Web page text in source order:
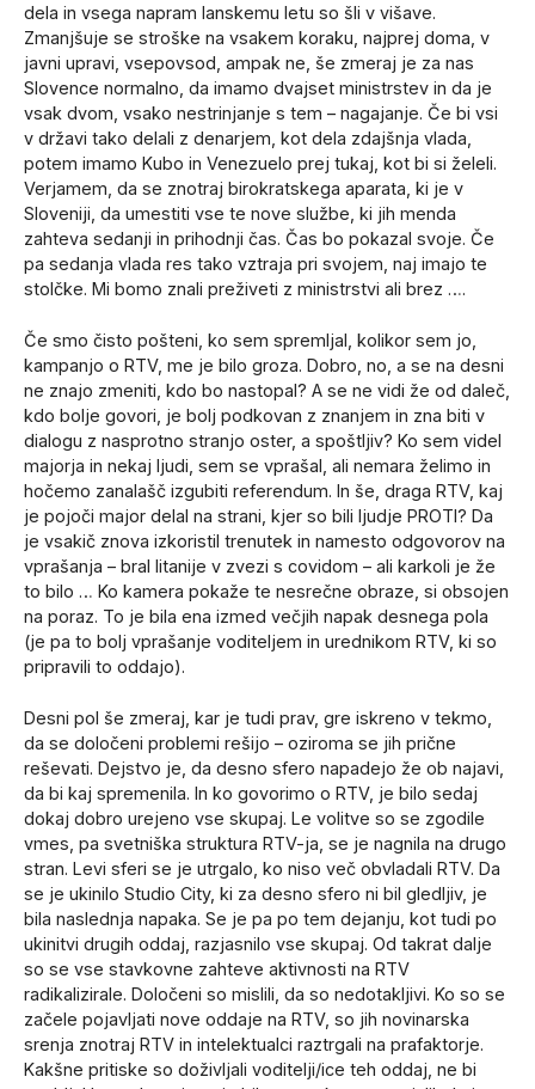
dela in vsega napram lanskemu letu so šli v višave.
Zmanjšuje se stroške na vsakem koraku, najprej doma, v
javni upravi, vsepovsod, ampak ne, še zmeraj je za nas
Slovence normalno, da imamo dvajset ministrstev in da je
vsak dvom, vsako nestrinjanje s tem – nagajanje. Če bi vsi
v državi tako delali z denarjem, kot dela zdajšnja vlada,
potem imamo Kubo in Venezuelo prej tukaj, kot bi si želeli.
Verjamem, da se znotraj birokratskega aparata, ki je v
Sloveniji, da umestiti vse te nove službe, ki jih menda
zahteva sedanji in prihodnji čas. Čas bo pokazal svoje. Če
pa sedanja vlada res tako vztraja pri svojem, naj imajo te
stolčke. Mi bomo znali preživeti z ministrstvi ali brez ….
Če smo čisto pošteni, ko sem spremljal, kolikor sem jo,
kampanjo o RTV, me je bilo groza. Dobro, no, a se na desni
ne znajo zmeniti, kdo bo nastopal? A se ne vidi že od daleč,
kdo bolje govori, je bolj podkovan z znanjem in zna biti v
dialogu z nasprotno stranjo oster, a spoštljiv? Ko sem videl
majorja in nekaj ljudi, sem se vprašal, ali nemara želimo in
hočemo zanalašč izgubiti referendum. In še, draga RTV, kaj
je pojoči major delal na strani, kjer so bili ljudje PROTI? Da
je vsakič znova izkoristil trenutek in namesto odgovorov na
vprašanja – bral litanije v zvezi s covidom – ali karkoli je že
to bilo … Ko kamera pokaže te nesrečne obraze, si obsojen
na poraz. To je bila ena izmed večjih napak desnega pola
(je pa to bolj vprašanje voditeljem in urednikom RTV, ki so
pripravili to oddajo).
Desni pol še zmeraj, kar je tudi prav, gre iskreno v tekmo,
da se določeni problemi rešijo – oziroma se jih prične
reševati. Dejstvo je, da desno sfero napadejo že ob najavi,
da bi kaj spremenila. In ko govorimo o RTV, je bilo sedaj
dokaj dobro urejeno vse skupaj. Le volitve so se zgodile
vmes, pa svetniška struktura RTV-ja, se je nagnila na drugo
stran. Levi sferi se je utrgalo, ko niso več obvladali RTV. Da
se je ukinilo Studio City, ki za desno sfero ni bil gledljiv, je
bila naslednja napaka. Se je pa po tem dejanju, kot tudi po
ukinitvi drugih oddaj, razjasnilo vse skupaj. Od takrat dalje
so se vse stavkovne zahteve aktivnosti na RTV
radikalizirale. Določeni so mislili, da so nedotakljivi. Ko so se
začele pojavljati nove oddaje na RTV, so jih novinarska
srenja znotraj RTV in intelektualci raztrgali na prafaktorje.
Kakšne pritiske so doživljali voditelji/ice teh oddaj, ne bi